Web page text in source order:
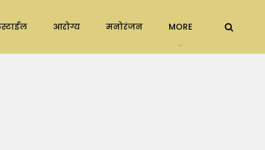
आरोग्य मनोरंजन MORE